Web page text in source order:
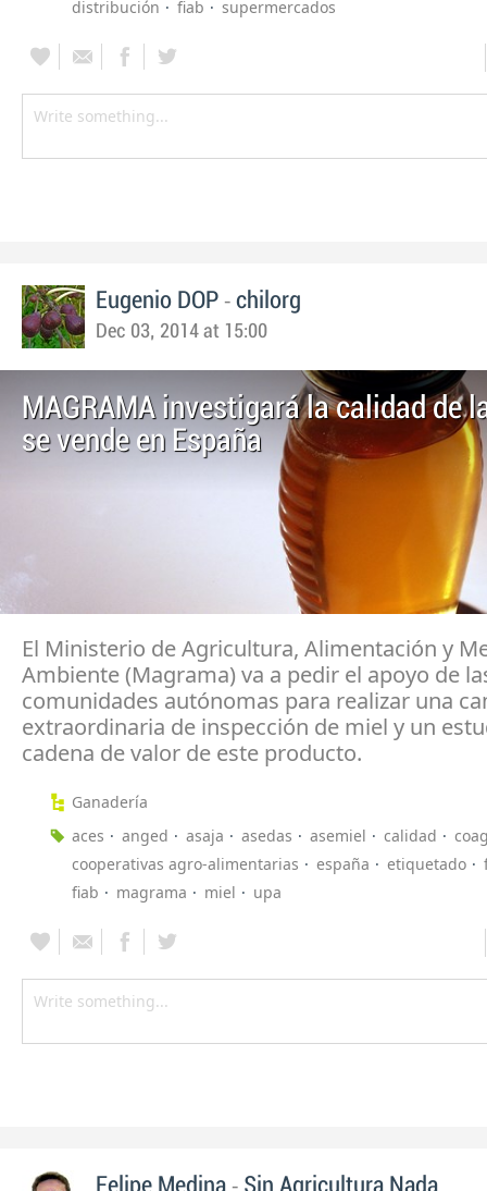
distribución
fiab supermercados
Eugenio DOP - chilorg
Dec 03, 2014 at 15:00
MAGRAMA investigará la calidad de
se vende en España
El Ministerio de Agricultura, Alimentación y
Ambiente (Magrama) va a pedir el apoyo de
comunidades autónomas para realizar una
extraordinaria de inspección de miel y un
cadena de valor de este producto.
Ganadería
aces
anged asaja asedas asemiel calidad
cooperativas agro-alimentarias
españa etiquetado
fiab
magrama miel upa
Felipe Medina - Sin Agricultura Nada